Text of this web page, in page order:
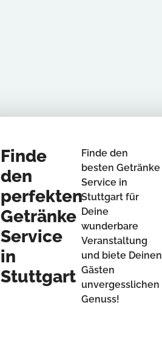
Finde
den
perfekten
Getränke
Service
in
Stuttgart
Finde den
besten Getränke
Service in
Stuttgart für
Deine
wunderbare
Veranstaltung
und biete Deinen
Gästen
unvergesslichen
Genuss!